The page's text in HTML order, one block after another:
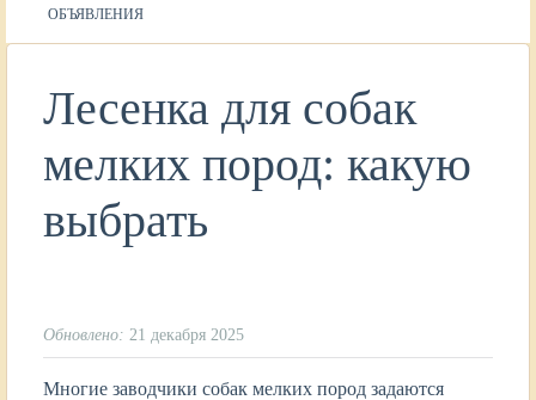
ОБЪЯВЛЕНИЯ
Лесенка для собак
мелких пород: какую
выбрать
Обновлено: 21 декабря 2025
Многие заводчики собак мелких пород задаются